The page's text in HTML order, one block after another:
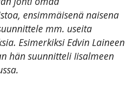
ensimmäisenä naisena
mm. useita
Esimerkiksi Edvin Laineen
hän suunnitteli Iisalmeen